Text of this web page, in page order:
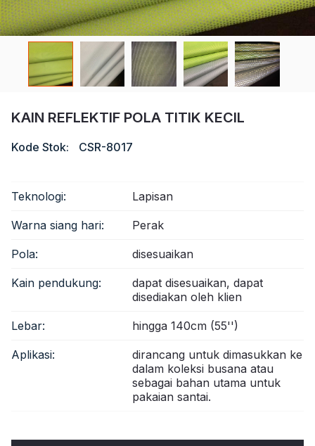
Sertifikat
Katalog
Video
KAIN REFLEKTIF POLA TITIK KECIL
Kode Stok: CSR-8017
Teknologi: Lapisan
Warna siang hari: Perak
Pola: disesuaikan
Kain pendukung:
dapat disesuaikan, dapat
disediakan oleh klien
Lebar: hingga 140cm (55'')
Aplikasi:
dirancang untuk dimasukkan ke
dalam koleksi busana atau
sebagai bahan utama untuk
pakaian santai.